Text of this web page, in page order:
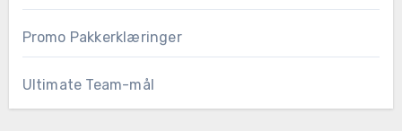
Promo Pakkerklæringer
Ultimate Team-mål